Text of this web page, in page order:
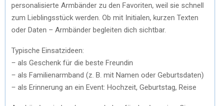
personalisierte Armbänder zu den Favoriten, weil sie schnell
zum Lieblingsstück werden. Ob mit Initialen, kurzen Texten
oder Daten – Armbänder begleiten dich sichtbar.
Typische Einsatzideen:
– als Geschenk für die beste Freundin
– als Familienarmband (z. B. mit Namen oder Geburtsdaten)
– als Erinnerung an ein Event: Hochzeit, Geburtstag, Reise